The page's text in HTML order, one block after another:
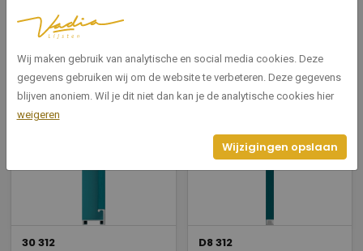
Hoogte
Gerelateerde producten
30 312 D8 312
Wij maken gebruik van analytische en social media cookies. Deze
gegevens gebruiken wij om de website te verbeteren. Deze gegevens
blijven anoniem. Wil je dit niet dan kan je de analytische cookies hier
weigeren
Wijzigingen opslaan